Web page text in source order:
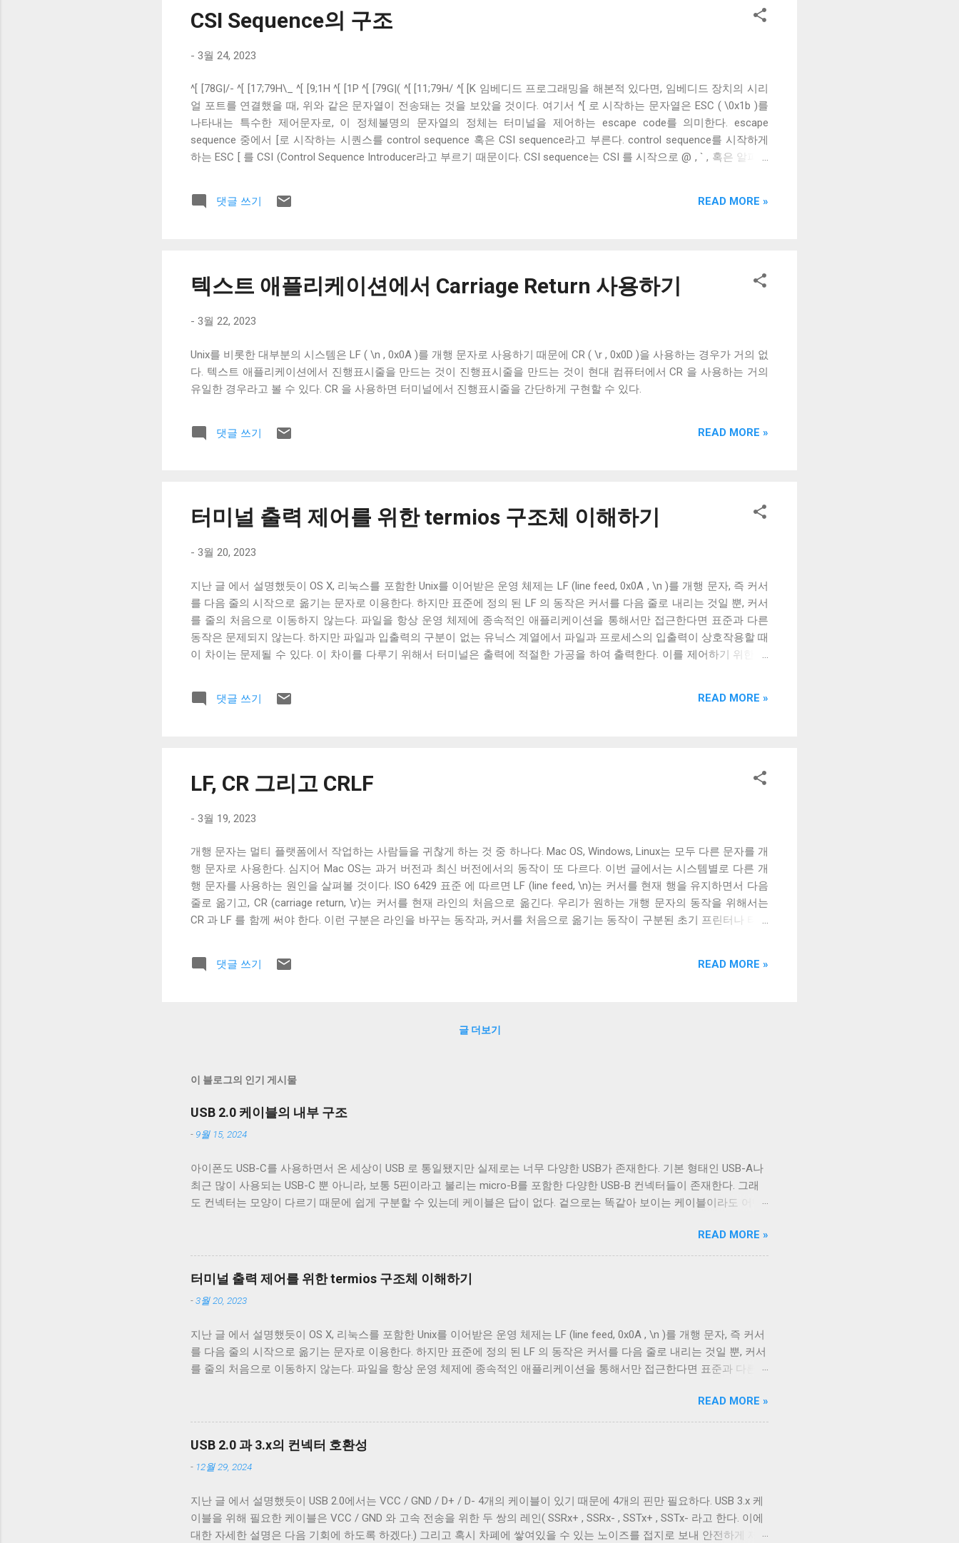
CSI Sequence의 구조
- 3월 24, 2023
^[ [78G|/- ^[ [17;79H\_ ^[ [9;1H ^[ [1P ^[ [79G|( ^[ [11;79H/ ^[ [K 임베디드 프로그래밍을 해본적 있다면, 임베디드 장치의 시리
얼 포트를 연결했을 때, 위와 같은 문자열이 전송돼는 것을 보았을 것이다. 여기서 ^[ 로 시작하는 문자열은 ESC ( \0x1b )를
나타내는 특수한 제어문자로, 이 정체불명의 문자열의 정체는 터미널을 제어하는 escape code를 의미한다. escape
sequence 중에서 [로 시작하는 시퀀스를 control sequence 혹은 CSI sequence라고 부른다. control sequence를 시작하게
하는 ESC [ 를 CSI (Control Sequence Introducer라고 부르기 때문이다. CSI sequence는 CSI 를 시작으로 @ , ` , 혹은 알파뱃
정의 된 0 ( 0x30 )- 9 ( 0x39 )로 표현되며, 파라미터 사이는 ; ( 0x59 )로 구분된다. 즉, 위의 예제에서 ^[ [78G 는 숫자 78을 파
라미터로 받는 G로 끝나는 CSI sequence를 의미하고, ^[ [17;79H 는 숫자 17과 79를 파라미터로 받는 H로 끝나는 CSI
댓글 쓰기 READ MORE »
텍스트 애플리케이션에서 Carriage Return 사용하기
- 3월 22, 2023
Unix를 비롯한 대부분의 시스템은 LF ( \n , 0x0A )를 개행 문자로 사용하기 때문에 CR ( \r , 0x0D )을 사용하는 경우가 거의 없
다. 텍스트 애플리케이션에서 진행표시줄을 만드는 것이 진행표시줄을 만드는 것이 현대 컴퓨터에서 CR 을 사용하는 거의
유일한 경우라고 볼 수 있다. CR 을 사용하면 터미널에서 진행표시줄을 간단하게 구현할 수 있다.
댓글 쓰기 READ MORE »
터미널 출력 제어를 위한 termios 구조체 이해하기
- 3월 20, 2023
지난 글 에서 설명했듯이 OS X, 리눅스를 포함한 Unix를 이어받은 운영 체제는 LF (line feed, 0x0A , \n )를 개행 문자, 즉 커서
를 다음 줄의 시작으로 옮기는 문자로 이용한다. 하지만 표준에 정의 된 LF 의 동작은 커서를 다음 줄로 내리는 것일 뿐, 커서
를 줄의 처음으로 이동하지 않는다. 파일을 항상 운영 체제에 종속적인 애플리케이션을 통해서만 접근한다면 표준과 다른
동작은 문제되지 않는다. 하지만 파일과 입출력의 구분이 없는 유닉스 계열에서 파일과 프로세스의 입출력이 상호작용할 때
이 차이는 문제될 수 있다. 이 차이를 다루기 위해서 터미널은 출력에 적절한 가공을 하여 출력한다. 이를 제어하기 위한 플
리를 할지에 대한 플래그다. c_oflag에서 가장 중요한 플래그는 OPOST 다. 이는 입력에 대한 후처리를 할지 말지에 대한 플
래그로 OPOST 가 꺼져있으면 다른 플래그와 상관없이 터미널은 받은 문자열을 그대로 보여준다. 이 플래그를 끄는 경우는
처음으로 이동하는 것이 아닌, 현재 위치의 다음 줄로 이동한다. Unix 계열 운영 체제에서 윈도우에서 만들어진 파일을 출력
해야 할 경우, CRNL 을 NL 로 바꾸지 않고도 ONLCR 플래그를 끄는 것 만으로도 간단하게 출력할 수 있다. 이외에도 구형
댓글 쓰기 READ MORE »
LF, CR 그리고 CRLF
- 3월 19, 2023
개행 문자는 멀티 플랫폼에서 작업하는 사람들을 귀찮게 하는 것 중 하나다. Mac OS, Windows, Linux는 모두 다른 문자를 개
행 문자로 사용한다. 심지어 Mac OS는 과거 버전과 최신 버전에서의 동작이 또 다르다. 이번 글에서는 시스템별로 다른 개
행 문자를 사용하는 원인을 살펴볼 것이다. ISO 6429 표준 에 따르면 LF (line feed, \n)는 커서를 현재 행을 유지하면서 다음
줄로 옮기고, CR (carriage return, \r)는 커서를 현재 라인의 처음으로 옮긴다. 우리가 원하는 개행 문자의 동작을 위해서는
CR 과 LF 를 함께 써야 한다. 이런 구분은 라인을 바꾸는 동작과, 커서를 처음으로 옮기는 동작이 구분된 초기 프린터나 타자
이 아니라, A 의 대각선 아래 B 가 와야 한다. 하지만 개행 문자로 CRLF 를 사용하는 시스템은 드물다. 지금은 스토리지가 매
우 싼 자원이다. 하지만 과거에는 스토리지가 매우 비싼 자원이었다. 이 시절 시스템 설계자들은 개행 문자를 위해 2바이트
과 LF 의 조합을 개행문자로 사용했다. 이는 단순히 표준을 지키고자 하는 의지 때문이 아니라, 과거 있었던 원격 터미널 장
크로소프트의 MS-DOS였다. 이 선택이 지금까지 이어져 마이크로소프트의 ...
댓글 쓰기 READ MORE »
글 더보기
이 블로그의 인기 게시물
USB 2.0 케이블의 내부 구조
- 9월 15, 2024
아이폰도 USB-C를 사용하면서 온 세상이 USB 로 통일됐지만 실제로는 너무 다양한 USB가 존재한다. 기본 형태인 USB-A나
최근 많이 사용되는 USB-C 뿐 아니라, 보통 5핀이라고 불리는 micro-B를 포함한 다양한 USB-B 컨넥터들이 존재한다. 그래
도 컨넥터는 모양이 다르기 때문에 쉽게 구분할 수 있는데 케이블은 답이 없다. 겉으로는 똑같아 보이는 케이블이라도 어떤
번 글에서는 USB 2.0 케이블의 내부를 통해 USB 케이블에 대해 자세히 알아보겠다. Micro-B 케이블의 편조 차폐와 호일 차
폐 위 사진은 집에서 돌아다니던 A - Micro-B USB 2.0 케이블의 피복을 벗겨낸 것이다. 절연체 아래로 금속 선이 있는 것을
알 수 있다. 이 선들은 금속 선이지만 전선은 아니다. 이 선은 전자기 차폐를 목적으로 들어간 금속 선이다. 실제 전선은 이 금
속 선을 벗겨야 나온다. 이번에 자른 케이블에는 두 종류의 차폐가 사용됐다. 하나는 얇은 금속 호일이고, 다른 하나는 얇은
도체의 가닥으로 이루어져 있다. 전자는 보통 호일 차폐(Foil Shielding)라고 부르고 후자는 편조 차폐(Braided Shielding)라고
수 전자기파를 차단하는 것에 효과적이고, 호일 차폐가 고주파수 전자기파를 차단하는 데 효과적이다. USB 3.0의 고속 전송
케이블은 이 두 차폐를 사용하는 것이 필수적이고, 그 외의 경우에는 필수는 아니고 권장 사항이다. 하지만 어지간한 싸구려
케이블을 쓰지 않는 한 요즘은 USB 2.0 케이블에도 이 두 가지를 같이 사용한다. 차폐 선이 쉴드와 연결되지 않았다 하지만
READ MORE »
터미널 출력 제어를 위한 termios 구조체 이해하기
-3월 20, 2023
지난 글 에서 설명했듯이 OS X, 리눅스를 포함한 Unix를 이어받은 운영 체제는 LF (line feed, 0x0A , \n )를 개행 문자, 즉 커서
를 다음 줄의 시작으로 옮기는 문자로 이용한다. 하지만 표준에 정의 된 LF 의 동작은 커서를 다음 줄로 내리는 것일 뿐, 커서
를 줄의 처음으로 이동하지 않는다. 파일을 항상 운영 체제에 종속적인 애플리케이션을 통해서만 접근한다면 표준과 다른
이 차이는 문제될 수 있다. 이 차이를 다루기 위해서 터미널은 출력에 적절한 가공을 하여 출력한다. 이를 제어하기 위한 플
래그가 POSIX.1 표준이 정의 하는 termios 구조체의 c_oflag 다. c_oflag 는 터미널이 받은 문자를 출력하기 전에 어떤 후처
리를 할지에 대한 플래그다. c_oflag에서 가장 중요한 플래그는 OPOST 다. 이는 입력에 대한 후처리를 할지 말지에 대한 플
래그로 OPOST 가 꺼져있으면 다른 플래그와 상관없이 터미널은 받은 문자열을 그대로 보여준다. 이 플래그를 끄는 경우는
거의 없다. 하지만 터미널을 텍스트를 보여주기 위한 용도가 아닌 바이너리 데이터를 전송하기 위해 사용하는 경우 끄는 것
면 터미널은 출력을 해석할 때 NL 을 CRNL 로 해석한다. 즉, Unix에서도 ONLCR 이 꺼져있다면, LF 를 만났을 때, 다음 줄의
처음으로 이동하는 것이 아닌, 현재 위치의 다음 줄로 이동한다. Unix 계열 운영 체제에서 윈도우에서 만들어진 파일을 출력
해야 할 경우, CRNL 을 NL 로 바꾸지 않고도 ONLCR 플래그를 끄는 것 만으로도 간단하게 출력할 수 있다. 이외에도 구형
READ MORE »
USB 2.0 과 3.x의 컨넥터 호환성
- 12월 29, 2024
지난 글 에서 설명했듯이 USB 2.0에서는 VCC / GND / D+ / D- 4개의 케이블이 있기 때문에 4개의 핀만 필요하다. USB 3.x 케
이블을 위해 필요한 케이블은 VCC / GND 와 고속 전송을 위한 두 쌍의 레인( SSRx+ , SSRx- , SSTx+ , SSTx- 라고 한다. 이에
대한 자세한 설명은 다음 기회에 하도록 하겠다.) 그리고 혹시 차폐에 쌓여있을 수 있는 노이즈를 접지로 보내 안전하게 제